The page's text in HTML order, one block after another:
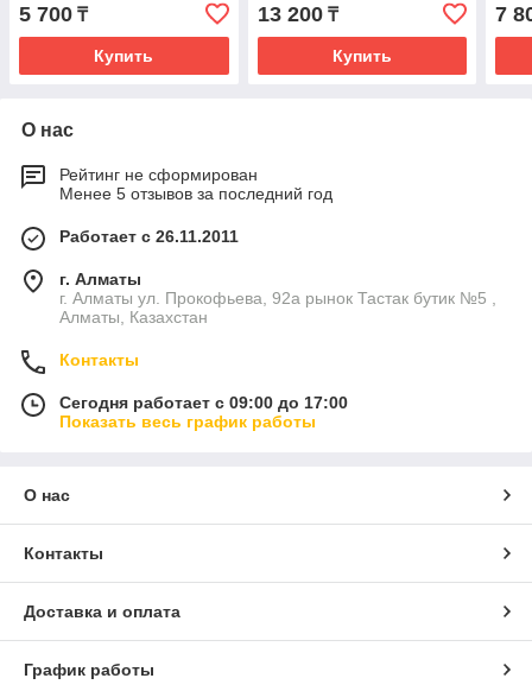
5 700 ₸
Купить
13 200₸
Купить
7
О нас
Рейтинг не сформирован
Менее 5 отзывов за последний год
Работает с 26.11.2011
г. Алматы
г. Алматы ул. Прокофьева, 92а рынок Тастак бутик №5 ,
Алматы, Казахстан
Контакты
Сегодня работает с 09:00 до 17:00
Показать весь график работы
О нас
Контакты
Доставка и оплата
График работы